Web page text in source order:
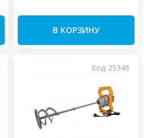
В КОРЗИНУ
Код: 25348